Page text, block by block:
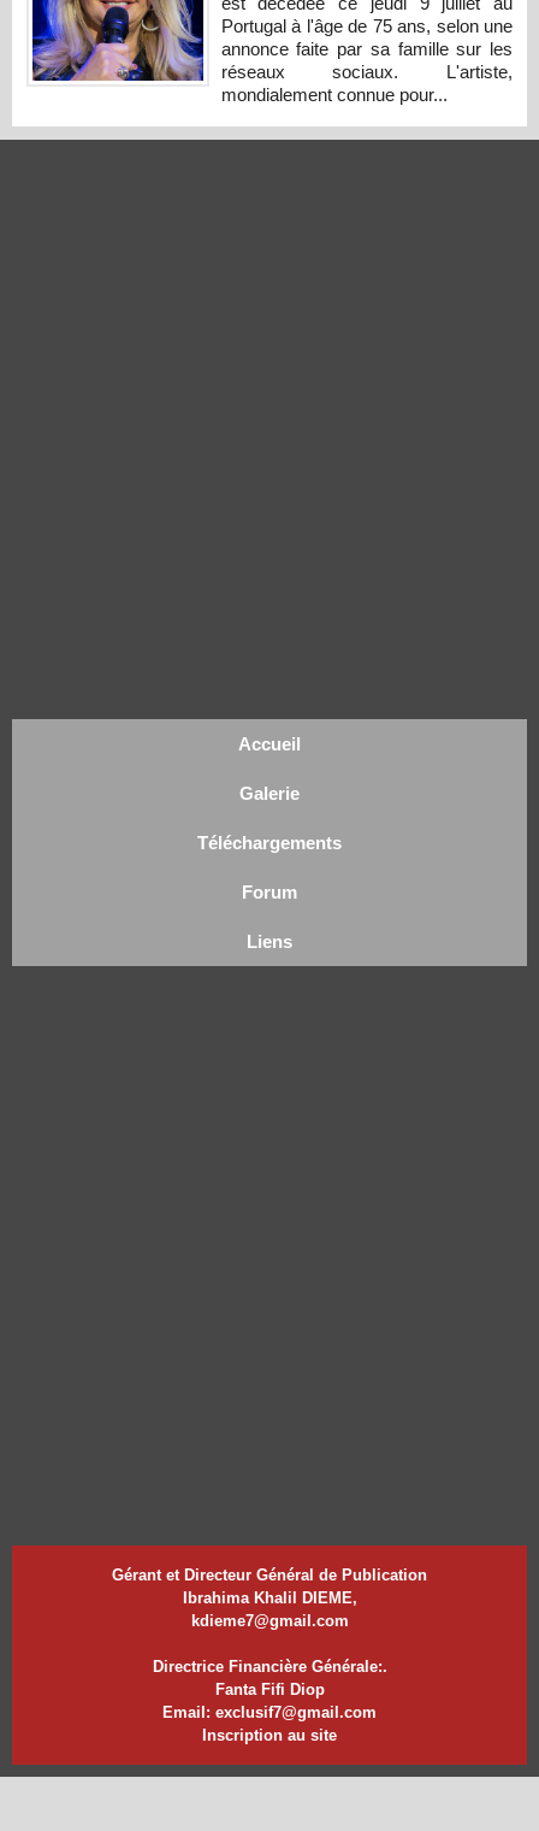
Portugal à l'âge de 75 ans, selon une
annonce faite par sa famille sur les
réseaux sociaux. L'artiste,
mondialement connue pour...
Accueil
Galerie
Téléchargements
Forum
Liens
Gérant et Directeur Général de Publication
Ibrahima Khalil DIEME,
kdieme7@gmail.com
Directrice Financière Générale:.
Fanta Fifi Diop
Email: exclusif7@gmail.com
Inscription au site